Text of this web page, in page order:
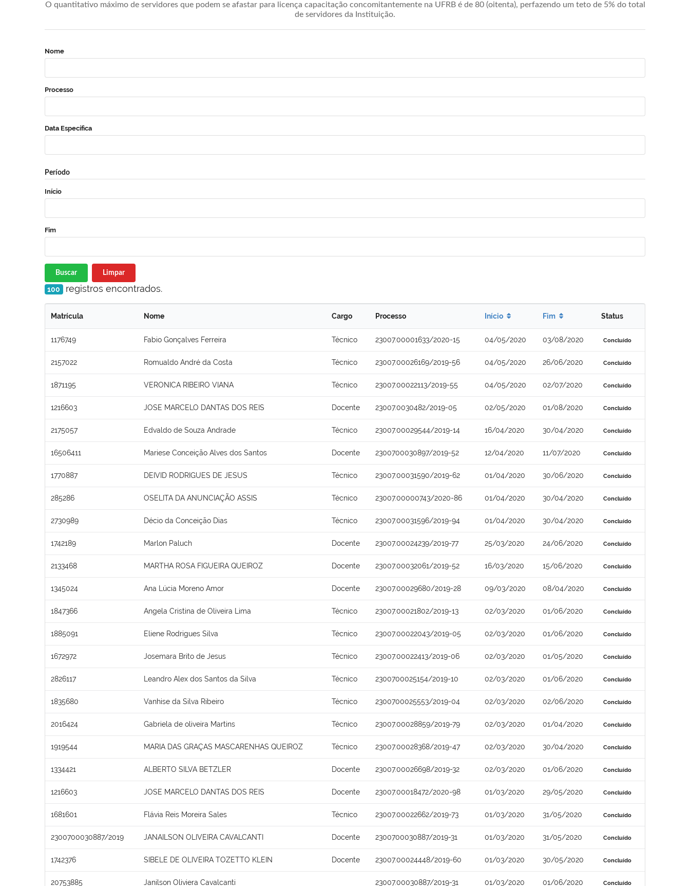
O quantitativo máximo de servidores que podem se afastar para licença capacitação concomitantemente na UFRB é de 80 (oitenta), perfazendo um teto de 5% do total
de servidores da Instituição.
Nome
Processo
Data Específica
Período
Início
Fim
Buscar Limpar
100 registros encontrados.
Matrícula Nome Cargo Processo Início Fim Status
1176749 Fabio Gonçalves Ferreira Técnico 23007.00001633/2020-15 04/05/2020 03/08/2020 Concluído
2157022 Romualdo André da Costa Técnico 23007.00026169/2019-56 04/05/2020 26/06/2020 Concluído
1871195 VERONICA RIBEIRO VIANA Técnico 23007.00022113/2019-55 04/05/2020 02/07/2020 Concluído
1216603 JOSE MARCELO DANTAS DOS REIS Docente 23007.0030482/2019-05 02/05/2020 01/08/2020 Concluído
2175057 Edvaldo de Souza Andrade Técnico 23007.00029544/2019-14 16/04/2020 30/04/2020 Concluído
16506411 Mariese Conceição Alves dos Santos Docente 2300700030897/2019-52 12/04/2020 11/07/2020 Concluído
1770887 DEIVID RODRIGUES DE JESUS Técnico 23007.00031590/2019-62 01/04/2020 30/06/2020 Concluído
285286 OSELITA DA ANUNCIAÇÃO ASSIS Técnico 23007.00000743/2020-86 01/04/2020 30/04/2020 Concluído
2730989 Décio da Conceição Dias Técnico 23007.00031596/2019-94 01/04/2020 30/04/2020 Concluído
1742189 Marlon Paluch Docente 23007.00024239/2019-77 25/03/2020 24/06/2020 Concluído
2133468 MARTHA ROSA FIGUEIRA QUEIROZ Docente 23007.00032061/2019-52 16/03/2020 15/06/2020 Concluído
1345024 Ana Lúcia Moreno Amor Docente 23007.00029680/2019-28 09/03/2020 08/04/2020 Concluído
1847366 Angela Cristina de Oliveira Lima Técnico 23007.00021802/2019-13 02/03/2020 01/06/2020 Concluído
1885091 Eliene Rodrigues Silva Técnico 23007.00022043/2019-05 02/03/2020 01/06/2020 Concluído
1672972 Josemara Brito de Jesus Técnico 23007.00022413/2019-06 02/03/2020 01/05/2020 Concluído
2826117 Leandro Alex dos Santos da Silva Técnico 2300700025154/2019-10 02/03/2020 01/06/2020 Concluído
1835680 Vanhise da Silva Ribeiro Técnico 2300700025553/2019-04 02/03/2020 02/06/2020 Concluído
2016424 Gabriela de oliveira Martins Técnico 23007.00028859/2019-79 02/03/2020 01/04/2020 Concluído
1919544 MARIA DAS GRAÇAS MASCARENHAS QUEIROZ Técnico 23007.00028368/2019-47 02/03/2020 30/04/2020 Concluído
1334421 ALBERTO SILVA BETZLER Docente 23007.00026698/2019-32 02/03/2020 01/06/2020 Concluído
1216603 JOSE MARCELO DANTAS DOS REIS Docente 23007.00018472/2020-98 01/03/2020 29/05/2020 Concluído
1681601 Flávia Reis Moreira Sales Técnico 23007.00022662/2019-73 01/03/2020 31/05/2020 Concluído
2300700030887/2019 JANAILSON OLIVEIRA CAVALCANTI Docente 2300700030887/2019-31 01/03/2020 31/05/2020 Concluído
1742376 SIBELE DE OLIVEIRA TOZETTO KLEIN Docente 23007.00024448/2019-60 01/03/2020 30/05/2020 Concluído
20753885 Janilson Oliviera Cavalcanti 23007.00030887/2019-31 01/03/2020 01/06/2020 Concluído